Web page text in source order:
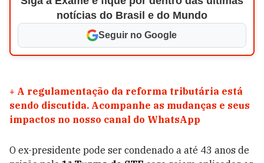
notícias do Brasil e do Mundo
Seguir no Google
+ A regulamentação da reforma tributária está
sendo discutida. Acompanhe as mudanças e seus
impactos no nosso canal do WhatsApp
O ex-presidente pode ser condenado a até 43 anos de